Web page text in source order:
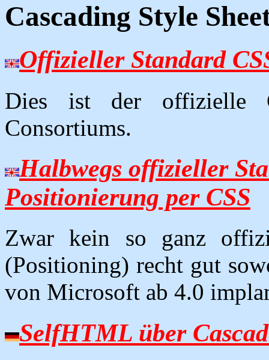
Cascading Style
Offizieller Standard
Dies ist der offizielle
Consortiums.
Halbwegs offizieller
Positionierung per CSS
Zwar kein so ganz
(Positioning) recht gut
von Microsoft ab 4.0
SelfHTML über